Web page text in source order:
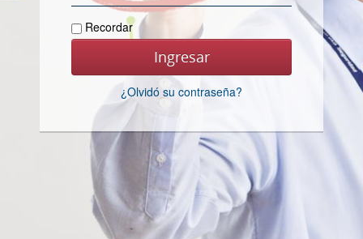
Recordar
¿Olvidó su contraseña?